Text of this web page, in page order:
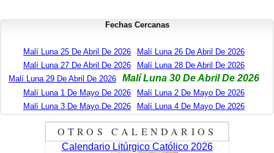
Fechas Cercanas
Malí Luna 25 De Abril De 2026
Malí Luna 26 De Abril De 2026
Malí Luna 27 De Abril De 2026
Malí Luna 28 De Abril De 2026
Malí Luna 29 De Abril De 2026
Malí Luna 30 De Abril De 2026
Malí Luna 1 De Mayo De 2026
Malí Luna 2 De Mayo De 2026
Malí Luna 3 De Mayo De 2026
Malí Luna 4 De Mayo De 2026
OTROS CALENDARIOS
Calendario Litúrgico Católico 2026